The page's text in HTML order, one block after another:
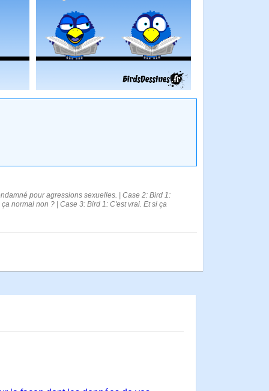
pour agressions sexuelles. | Case 2: Bird 1:
normal non ? | Case 3: Bird 1: C'est vrai. Et si ça